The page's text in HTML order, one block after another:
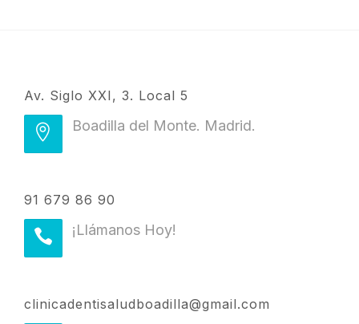
Av. Siglo XXI, 3. Local 5
Boadilla del Monte. Madrid.
91 679 86 90
¡Llámanos Hoy!
clinicadentisaludboadilla@gmail.com